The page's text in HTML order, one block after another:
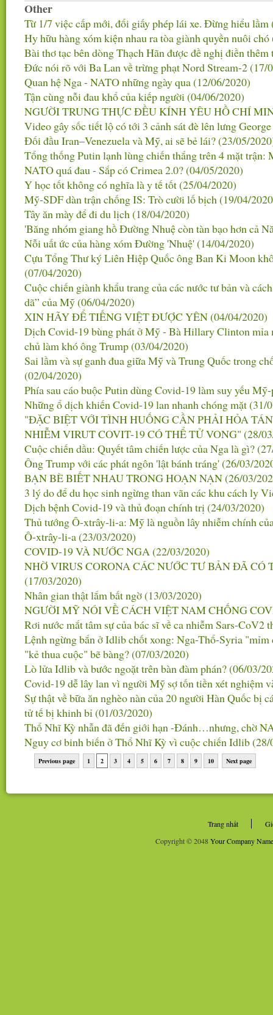
Other
Từ 1/7 việc cấp mới, đổi giấy phép lái xe. Đừng hiểu lầm
Hy hữu hàng xóm kiện nhau ra tòa giành quyền nuôi chó
Bài thơ tạc bên dòng Thạch Hãn được đề nghị điền
Đức nói rõ với Ba Lan về trừng phạt Nord Stream-2(17/
Quan hệ Nga - NATO những ngày qua(12/06/2020)
Tận cùng nỗi đau khổ của kiếp người(04/06/2020)
NGƯỜI TRUNG THỰC ĐỀU KÍNH YÊU HỒ CHÍ
Video gây sốc tiết lộ có tới 3 cảnh sát đè lên lưng
Đối đầu Iran–Venezuela và Mỹ, ai sẽ bẻ lái?(23/05/
Tổng thống Putin lạnh lùng chiến thắng trên 4 mặt trận:
NATO quá đau - Sắp có Crimea 2.0?(04/05/2020)
Y học tốt không có nghĩa là y tế tốt(25/04/2020)
Mỹ-SDF dàn trận chống IS: Trò cười lố bịch(19/04/
Tây ăn mày để đi du lịch(18/04/2020)
'Băng nhóm giang hồ Đường Nhuệ còn tàn bạo hơn cả
Nỗi uất ức của hàng xóm Đường 'Nhuệ'(14/04/2020)
Cựu Tổng Thư ký Liên Hiệp Quốc ông Ban Ki Moon
(07/04/2020)
Cuộc chiến giành khẩu trang của các nước tư bản và
dã” của Mỹ(06/04/2020)
XIN HÃY ĐỂ TIẾNG VIỆT ĐƯỢC YÊN(04/04/2020)
Dịch Covid-19 bùng phát ở Mỹ - Bà Hillary Clinton mỉa
chủ làm khó ông Trump(03/04/2020)
Sai lầm và sự ganh đua giữa Mỹ và Trung Quốc trong
(02/04/2020)
Phía sau cáo buộc Putin dùng Covid-19 làm suy yếu
Những ổ dịch khiến Covid-19 lan nhanh chóng mặt(31/
"ĐẶC BIỆT VỚI TÌNH HUỐNG CẦN PHẢI HỎA
NHIỄM VIRUT COVIT-19 CÓ THỂ TỬ VONG" (28/
Cuộc chiến dầu: Quyết tâm chiến lược của Nga là gì?
Ông Trump với các phát ngôn 'lật bánh tráng'(26/03/
BẠN BÈ BIẾT NHAU TRONG HOẠN NẠN(26/03/
3 lý do để du học sinh ngừng than vãn các khu cách ly
Dịch bệnh Covid-19 và thủ đoạn chính trị(24/03/2020)
Thủ tướng Ô-xtrây-li-a: Mỹ là nguồn lây nhiễm chính
Ô-xtrây-li-a(23/03/2020)
COVID-19 VÀ NƯỚC NGA(22/03/2020)
NHỜ VIRUS CORONA CÁC NƯỚC TƯ BẢN ĐÃ CÓ
(17/03/2020)
Nhân gian thật lắm bất ngờ(13/03/2020)
NGƯỜI MỸ NÓI VỀ CÁCH VIỆT NAM CHỐNG
Rơi nước mắt tâm sự của bác sĩ về ca nhiễm Sars-CoV2
Lệnh ngừng bắn ở Idlib chốt xong: Nga-Thổ-Syria "mỉm
"kẻ thua cuộc" bẽ bàng?(07/03/2020)
Lò lửa Idlib và bước ngoặt trên bàn đàm phán?(06/03/
Covid-19 dễ lây lan vì người Mỹ sợ tốn tiền xét nghiệm
Sự thật về bữa ăn nghèo nàn của 20 người Hàn Quốc bị
tử tế bị khinh bỉ(01/03/2020)
Thổ Nhĩ Kỳ nhẫn đã đến giới hạn -Đánh…nhưng, chờ
Nguy cơ binh biến ở Thổ Nhĩ Kỳ vì cuộc chiến Idlib(28/
Previous page 1 2 3 4 5 6 7 8 9 10 Next page
Trang nhất
Copyright © 2048Your Company Name